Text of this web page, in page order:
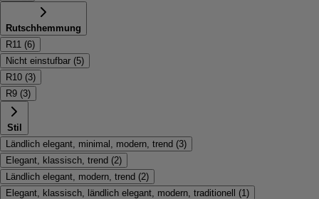
Rutschhemmung
R11 (6)
Nicht einstufbar (5)
R10 (3)
R9 (3)
Stil
Ländlich elegant, minimal, modern, trend (3)
Elegant, klassisch, trend (2)
Ländlich elegant, modern, trend (2)
Elegant, klassisch, ländlich elegant, modern, traditionell
(1 )